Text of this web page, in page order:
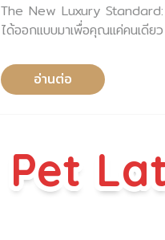
The New Luxury Standard:
ได้ออกแบบมาเพื่อคุณแค่คนเดีย
อ่านต่อ
Pet